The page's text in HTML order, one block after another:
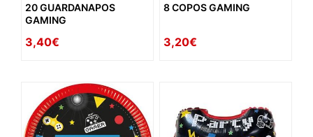
20 GUARDANAPOS
GAMING
3,40€
8 COPOS GAMING
3,20€